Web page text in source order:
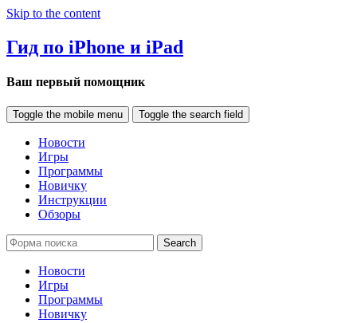
Skip to the content
Гид по iPhone и iPad
Ваш первый помощник
Toggle the mobile menu Toggle the search field
Новости
Игры
Программы
Новичку
Инструкции
Обзоры
Search
Новости
Игры
Программы
Новичку